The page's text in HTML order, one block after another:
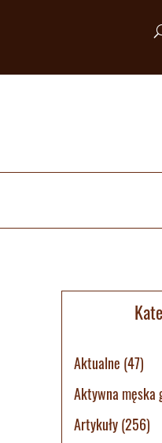
Aktualne (47)
Aktywna męska
Artykuły(256)